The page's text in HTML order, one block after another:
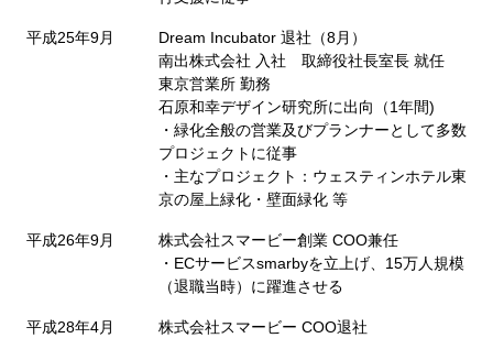
平成25年9月
Dream Incubator 退社（8月）
南出株式会社 入社 取締役社長室長 就任
東京営業所 勤務
石原和幸デザイン研究所に出向（1年間)
・緑化全般の営業及びプランナーとして多数
プロジェクトに従事
・主なプロジェクト：ウェスティンホテル東
京の屋上緑化・壁面緑化 等
平成26年9月
株式会社スマービー創業 COO兼任
・ECサービスsmarbyを立上げ、15万人規模
（退職当時）に躍進させる
平成28年4月
株式会社スマービー COO退社